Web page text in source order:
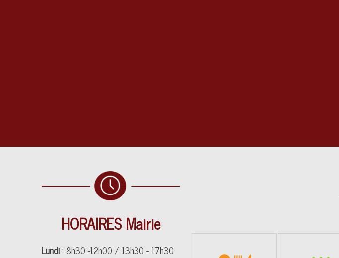
HORAIRES Mairie
Lundi: 8h30 -12h00 / 13h30 - 17h30